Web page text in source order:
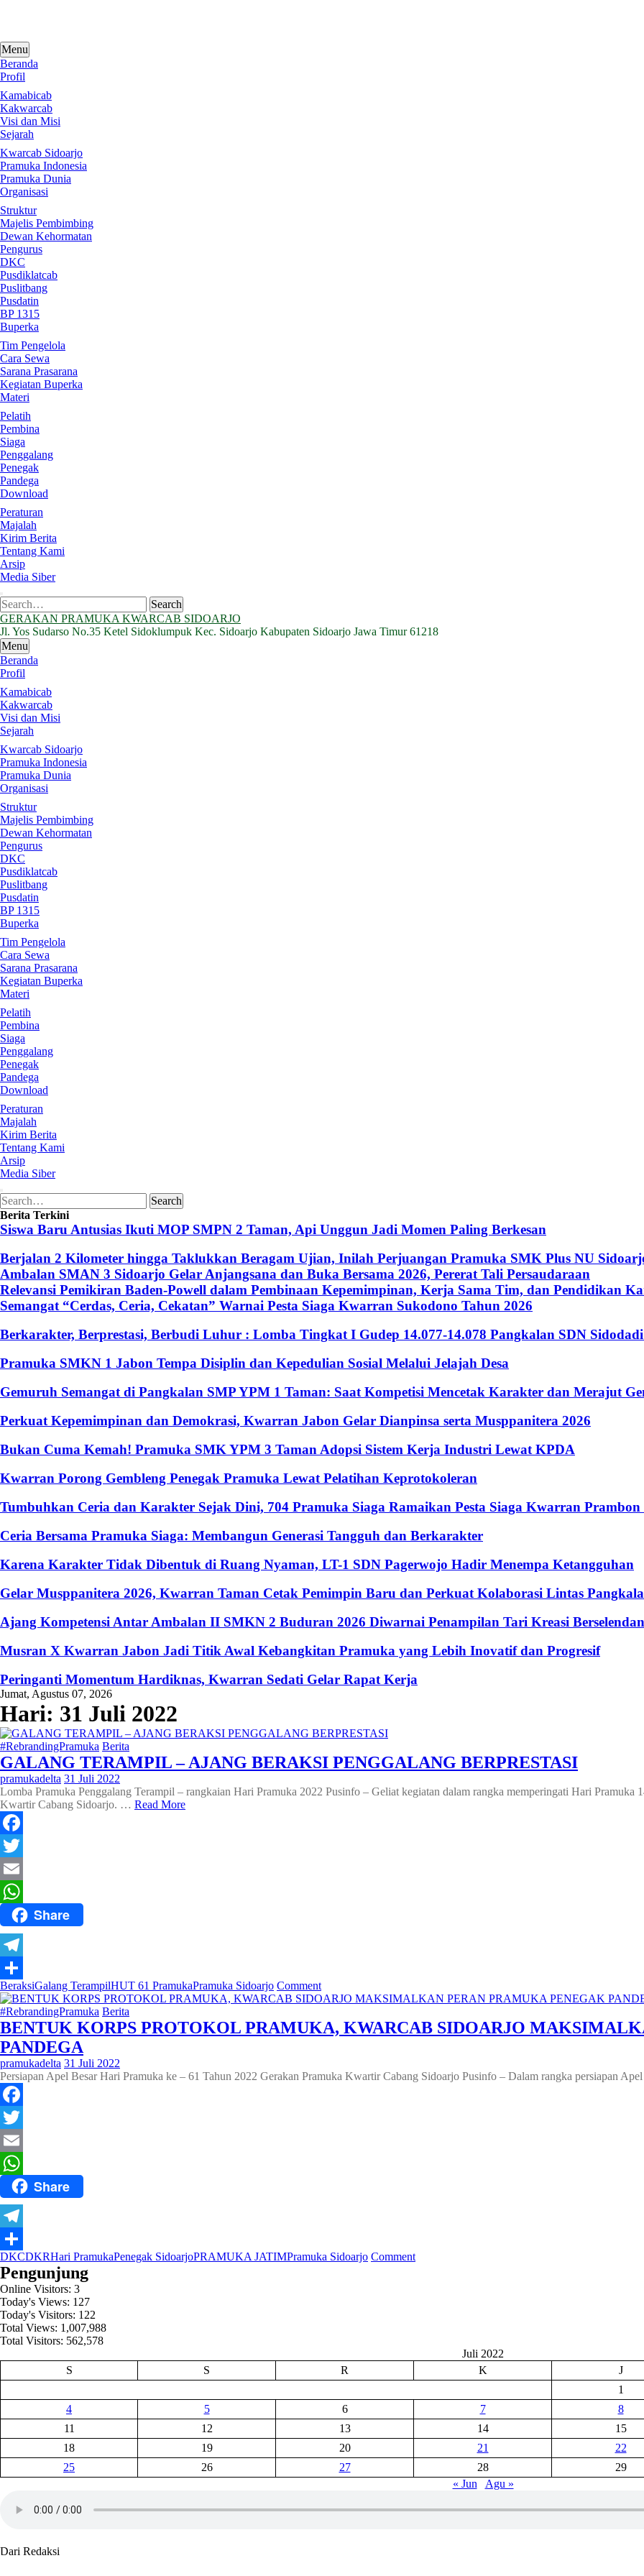
Menu
Beranda
Profil
Kamabicab
Kakwarcab
Visi dan Misi
Sejarah
Kwarcab Sidoarjo
Pramuka Indonesia
Pramuka Dunia
Organisasi
Struktur
Majelis Pembimbing
Dewan Kehormatan
Pengurus
DKC
Pusdiklatcab
Puslitbang
Pusdatin
BP 1315
Buperka
Tim Pengelola
Cara Sewa
Sarana Prasarana
Kegiatan Buperka
Materi
Pelatih
Pembina
Siaga
Penggalang
Penegak
Pandega
Download
Peraturan
Majalah
Kirim Berita
Tentang Kami
Arsip
Media Siber
Search
for:
Search
GERAKAN PRAMUKA KWARCAB SIDOARJO
Jl. Yos Sudarso No.35 Ketel Sidoklumpuk Kec. Sidoarjo Kabupaten Sidoarjo Jawa Timur 61218
Menu
Beranda
Profil
Kamabicab
Kakwarcab
Visi dan Misi
Sejarah
Kwarcab Sidoarjo
Pramuka Indonesia
Pramuka Dunia
Organisasi
Struktur
Majelis Pembimbing
Dewan Kehormatan
Pengurus
DKC
Pusdiklatcab
Puslitbang
Pusdatin
BP 1315
Buperka
Tim Pengelola
Cara Sewa
Sarana Prasarana
Kegiatan Buperka
Materi
Pelatih
Pembina
Siaga
Penggalang
Penegak
Pandega
Download
Peraturan
Majalah
Kirim Berita
Tentang Kami
Arsip
Media Siber
Search
for:
Search
Berita Terkini
Siswa Baru Antusias Ikuti MOP SMPN 2 Taman, Api Unggun Jadi Momen Paling Berkesan
Berjalan 2 Kilometer hingga Taklukkan Beragam Ujian, Inilah Perjuangan Pramuka SMK Plus NU
Ambalan SMAN 3 Sidoarjo Gelar Anjangsana dan Buka Bersama 2026, Pererat Tali Persaudaraan
Relevansi Pemikiran Baden-Powell dalam Pembinaan Kepemimpinan, Kerja Sama Tim, dan Pendidikan
Semangat “Cerdas, Ceria, Cekatan” Warnai Pesta Siaga Kwarran Sukodono Tahun 2026
Berkarakter, Berprestasi, Berbudi Luhur : Lomba Tingkat I Gudep 14.077-14.078 Pangkalan SDN
Pramuka SMKN 1 Jabon Tempa Disiplin dan Kepedulian Sosial Melalui Jelajah Desa
Gemuruh Semangat di Pangkalan SMP YPM 1 Taman: Saat Kompetisi Mencetak Karakter dan Merajut
Perkuat Kepemimpinan dan Demokrasi, Kwarran Jabon Gelar Dianpinsa serta Musppanitera 2026
Bukan Cuma Kemah! Pramuka SMK YPM 3 Taman Adopsi Sistem Kerja Industri Lewat KPDA
Kwarran Porong Gembleng Penegak Pramuka Lewat Pelatihan Keprotokoleran
Tumbuhkan Ceria dan Karakter Sejak Dini, 704 Pramuka Siaga Ramaikan Pesta Siaga Kwarran Prambon
Ceria Bersama Pramuka Siaga: Membangun Generasi Tangguh dan Berkarakter
Karena Karakter Tidak Dibentuk di Ruang Nyaman, LT-1 SDN Pagerwojo Hadir Menempa Ketangguhan
Gelar Musppanitera 2026, Kwarran Taman Cetak Pemimpin Baru dan Perkuat Kolaborasi Lintas
Ajang Kompetensi Antar Ambalan II SMKN 2 Buduran 2026 Diwarnai Penampilan Tari Kreasi
Musran X Kwarran Jabon Jadi Titik Awal Kebangkitan Pramuka yang Lebih Inovatif dan Progresif
Peringanti Momentum Hardiknas, Kwarran Sedati Gelar Rapat Kerja
Jumat, Agustus 07, 2026
Hari: 31 Juli 2022
#RebrandingPramuka Berita
GALANG TERAMPIL – AJANG BERAKSI PENGGALANG BERPRESTASI
pramukadelta 31 Juli 2022
Lomba Pramuka Penggalang Terampil – rangkaian Hari Pramuka 2022 Pusinfo – Geliat kegiatan dalam rangka memperingati Hari Pramuka
Kwartir Cabang Sidoarjo. … Read More
Facebook
Twitter
Email
WhatsAppShare
Telegram
Share
BeraksiGalang TerampilHUT 61 PramukaPramuka Sidoarjo Commenton
GALANG
–
AJANG
BERPRESTASI
#RebrandingPramuka Berita
BENTUK KORPS PROTOKOL PRAMUKA, KWARCAB SIDOARJO
PANDEGA
pramukadelta 31 Juli 2022
Persiapan Apel Besar Hari Pramuka ke – 61 Tahun 2022 Gerakan Pramuka Kwartir Cabang Sidoarjo Pusinfo – Dalam rangka persiapan
Facebook
Twitter
Email
WhatsAppShare
Telegram
Share
DKCDKRHari PramukaPenegak SidoarjoPRAMUKA JATIMPramuka Sidoarjo Commenton
PERAN
PANDEGA
Pengunjung
Online Visitors: 3
Today's Views: 127
Today's Visitors: 122
Total Views: 1,007,988
Total Visitors: 562,578
Juli 2022
S
S R K
J
1
4
5 6 7
8
11
12 13 14
15
18
19 20 21
22
25
26 27 28
29
« Jun
Agu »
Dari Redaksi